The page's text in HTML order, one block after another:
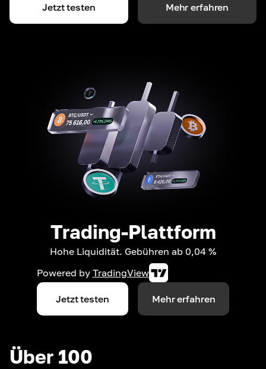
Jetzt testen Mehr erfahren
Trading-Plattform
Hohe Liquidität. Gebühren ab 0,04 %
Powered by TradingView
Jetzt testen Mehr erfahren
Über 100